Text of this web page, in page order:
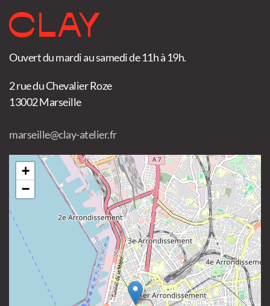
Ouvert du mardi au samedi de 11h à 19h.
2 rue du Chevalier Roze
13002 Marseille
marseille@clay-atelier.fr
+
−